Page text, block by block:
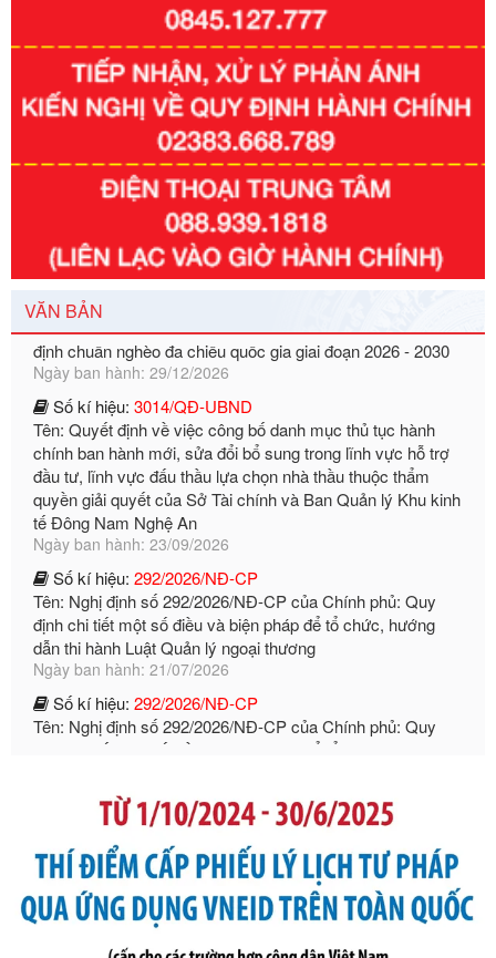
VĂN BẢN
Số kí hiệu:351/2025/NĐ-CP
Tên: Nghị định số 351/2025/NĐ-CP của Chính phủ: Quy
định chuẩn nghèo đa chiều quốc gia giai đoạn 2026 - 2030
Ngày ban hành: 29/12/2026
Số kí hiệu:3014/QĐ-UBND
Tên: Quyết định về việc công bố danh mục thủ tục hành
chính ban hành mới, sửa đổi bổ sung trong lĩnh vực hỗ trợ
đầu tư, lĩnh vực đấu thầu lựa chọn nhà thầu thuộc thẩm
quyền giải quyết của Sở Tài chính và Ban Quản lý Khu kinh
tế Đông Nam Nghệ An
Ngày ban hành: 23/09/2026
Số kí hiệu:292/2026/NĐ-CP
Tên: Nghị định số 292/2026/NĐ-CP của Chính phủ: Quy
định chi tiết một số điều và biện pháp để tổ chức, hướng
dẫn thi hành Luật Quản lý ngoại thương
Ngày ban hành: 21/07/2026
Số kí hiệu:292/2026/NĐ-CP
Tên: Nghị định số 292/2026/NĐ-CP của Chính phủ: Quy
định chi tiết một số điều và biện pháp để tổ chức, hướng
dẫn thi hành Luật Quản lý ngoại thương
Ngày ban hành: 21/07/2026
Tên: Thông tư số 105/2026/TT-BTC của Bộ Tài chính: Bãi
bỏ Thông tư số 87/2019/TT- BТC ngày 19 tháng 12 năm
2019 của Bộ trưởng Bộ Tài chính hướng dẫn thực hiện xử
phạt vi phạm hành chính trong lĩnh vực kho bạc nhà nước
Ngày ban hành: 21/07/2026
291/2026/NĐ-CP